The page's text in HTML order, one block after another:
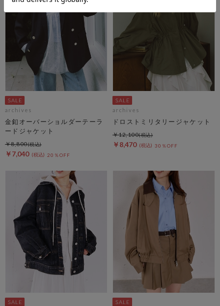
archives
金釦オーバーショルダーテーラ
ードジャケット
￥7,040 20％OFF
￥8,800
archives
ドロストミリタリージャケット
￥8,470 30％OFF
￥12,100